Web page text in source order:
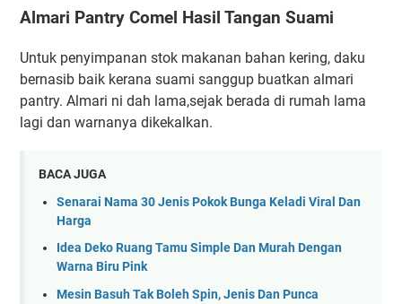
Almari Pantry Comel Hasil Tangan Suami
Untuk penyimpanan stok makanan bahan kering, daku
bernasib baik kerana suami sanggup buatkan almari
pantry. Almari ni dah lama,sejak berada di rumah lama
lagi dan warnanya dikekalkan.
BACA JUGA
Senarai Nama 30 Jenis Pokok Bunga Keladi Viral Dan
Harga
Idea Deko Ruang Tamu Simple Dan Murah Dengan
Warna Biru Pink
Mesin Basuh Tak Boleh Spin, Jenis Dan Punca